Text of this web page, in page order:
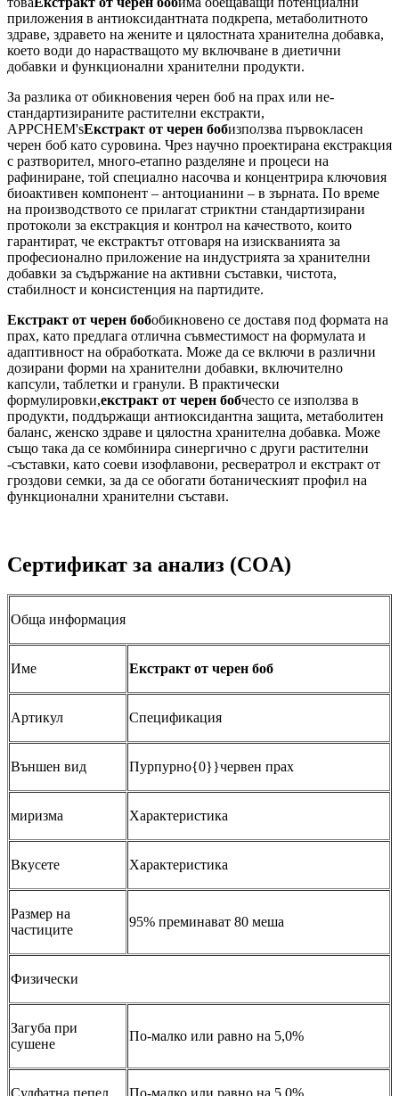
приложения в антиоксидантната подкрепа, метаболитното
здраве, здравето на жените и цялостната хранителна добавка,
което води до нарастващото му включване в диетични
добавки и функционални хранителни продукти.
За разлика от обикновения черен боб на прах или не-
стандартизираните растителни екстракти,
APPCHEM'sЕкстракт от черен бобизползва първокласен
черен боб като суровина. Чрез научно проектирана екстракция
с разтворител, много-етапно разделяне и процеси на
рафиниране, той специално насочва и концентрира ключовия
биоактивен компонент – антоцианини – в зърната. По време
на производството се прилагат стриктни стандартизирани
протоколи за екстракция и контрол на качеството, които
гарантират, че екстрактът отговаря на изискванията за
професионално приложение на индустрията за хранителни
добавки за съдържание на активни съставки, чистота,
стабилност и консистенция на партидите.
Екстракт от черен бобобикновено се доставя под формата на
прах, като предлага отлична съвместимост на формулата и
адаптивност на обработката. Може да се включи в различни
дозирани форми на хранителни добавки, включително
капсули, таблетки и гранули. В практически
формулировки,екстракт от черен бобчесто се използва в
продукти, поддържащи антиоксидантна защита, метаболитен
баланс, женско здраве и цялостна хранителна добавка. Може
също така да се комбинира синергично с други растителни
-съставки, като соеви изофлавони, ресвератрол и екстракт от
гроздови семки, за да се обогати ботаническият профил на
функционални хранителни състави.
Сертификат за анализ (COA)
Обща информация
Име Екстракт от черен боб
Артикул Спецификация
Външен вид Пурпурно{0}}червен прах
миризма Характеристика
Вкусете Характеристика
Размер на
частиците
95% преминават 80 меша
Физически
Загуба при
сушене
По-малко или равно на 5,0%